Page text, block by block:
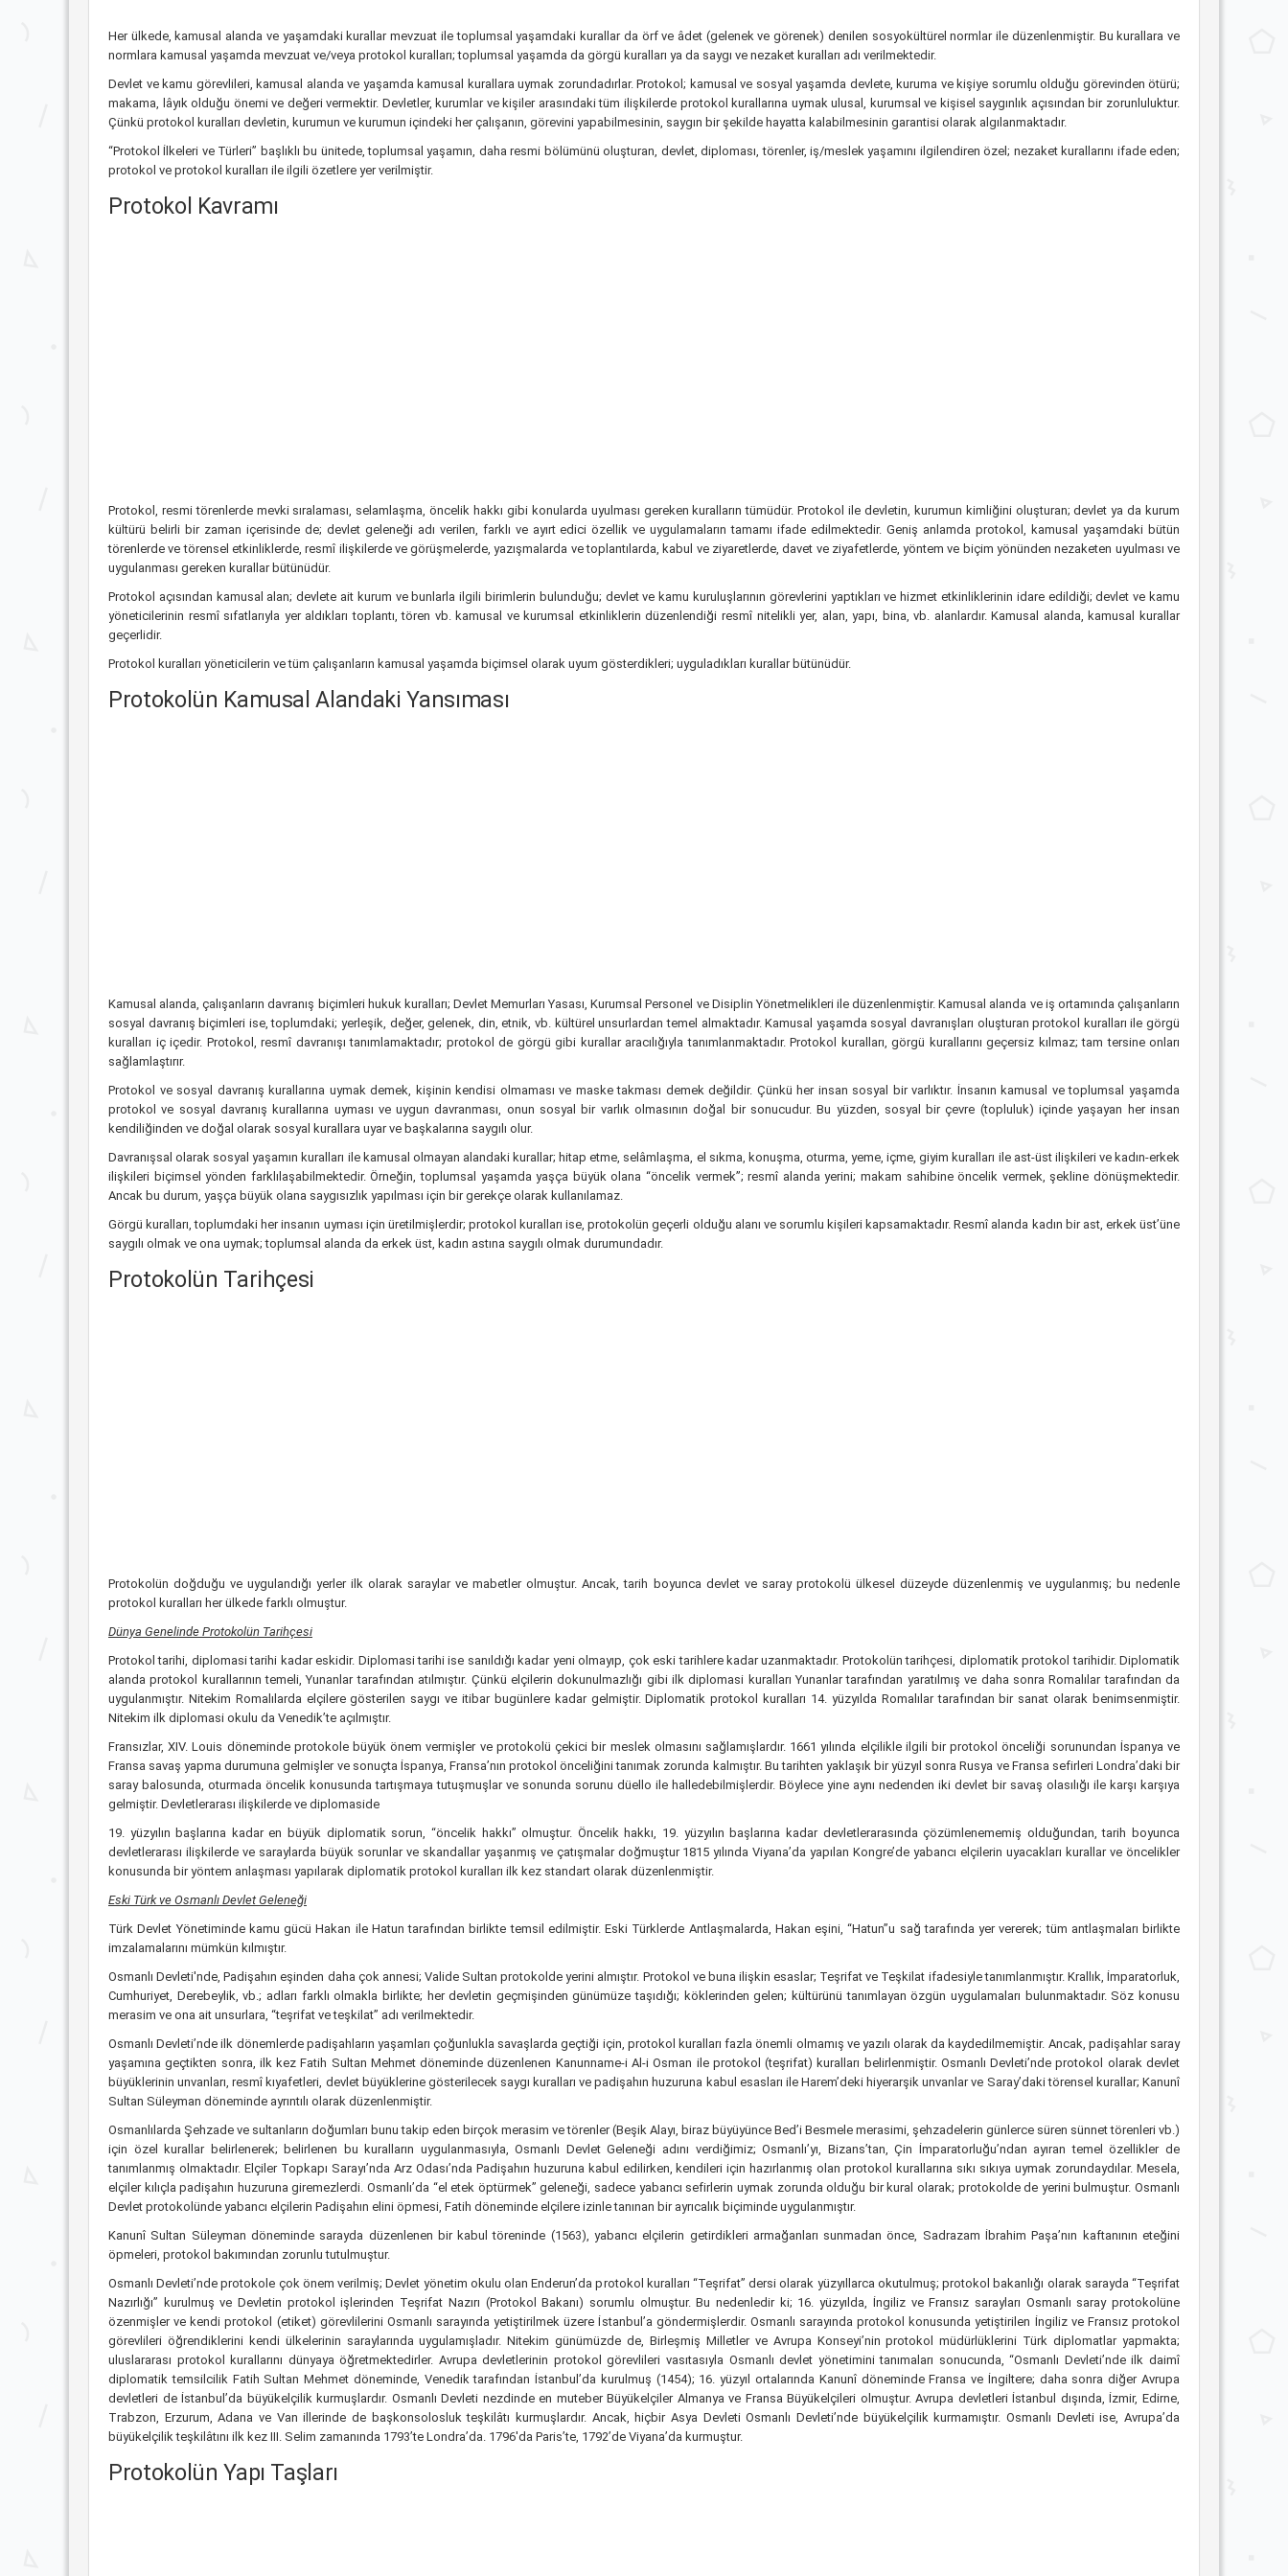
Her ülkede, kamusal alanda ve yaşamdaki kurallar mevzuat ile toplumsal yaşamdaki kurallar da örf ve âdet (gelenek ve görenek) denilen sosyokültürel normlar ile düzenlenmiştir. Bu kurallara ve
normlara kamusal yaşamda mevzuat ve/veya protokol kuralları; toplumsal yaşamda da görgü kuralları ya da saygı ve nezaket kuralları adı verilmektedir.
Devlet ve kamu görevlileri, kamusal alanda ve yaşamda kamusal kurallara uymak zorundadırlar. Protokol; kamusal ve sosyal yaşamda devlete, kuruma ve kişiye sorumlu olduğu görevinden ötürü;
makama, lâyık olduğu önemi ve değeri vermektir. Devletler, kurumlar ve kişiler arasındaki tüm ilişkilerde protokol kurallarına uymak ulusal, kurumsal ve kişisel saygınlık açısından bir zorunluluktur.
Çünkü protokol kuralları devletin, kurumun ve kurumun içindeki her çalışanın, görevini yapabilmesinin, saygın bir şekilde hayatta kalabilmesinin garantisi olarak algılanmaktadır.
“Protokol İlkeleri ve Türleri” başlıklı bu ünitede, toplumsal yaşamın, daha resmi bölümünü oluşturan, devlet, diploması, törenler, iş/meslek yaşamını ilgilendiren özel; nezaket kurallarını ifade eden;
protokol ve protokol kuralları ile ilgili özetlere yer verilmiştir.
Protokol Kavramı
Protokol, resmi törenlerde mevki sıralaması, selamlaşma, öncelik hakkı gibi konularda uyulması gereken kuralların tümüdür. Protokol ile devletin, kurumun kimliğini oluşturan; devlet ya da kurum
kültürü belirli bir zaman içerisinde de; devlet geleneği adı verilen, farklı ve ayırt edici özellik ve uygulamaların tamamı ifade edilmektedir. Geniş anlamda protokol, kamusal yaşamdaki bütün
törenlerde ve törensel etkinliklerde, resmî ilişkilerde ve görüşmelerde, yazışmalarda ve toplantılarda, kabul ve ziyaretlerde, davet ve ziyafetlerde, yöntem ve biçim yönünden nezaketen uyulması ve
uygulanması gereken kurallar bütünüdür.
Protokol açısından kamusal alan; devlete ait kurum ve bunlarla ilgili birimlerin bulunduğu; devlet ve kamu kuruluşlarının görevlerini yaptıkları ve hizmet etkinliklerinin idare edildiği; devlet ve kamu
yöneticilerinin resmî sıfatlarıyla yer aldıkları toplantı, tören vb. kamusal ve kurumsal etkinliklerin düzenlendiği resmî nitelikli yer, alan, yapı, bina, vb. alanlardır. Kamusal alanda, kamusal kurallar
geçerlidir.
Protokol kuralları yöneticilerin ve tüm çalışanların kamusal yaşamda biçimsel olarak uyum gösterdikleri; uyguladıkları kurallar bütünüdür.
Protokolün Kamusal Alandaki Yansıması
Kamusal alanda, çalışanların davranış biçimleri hukuk kuralları; Devlet Memurları Yasası, Kurumsal Personel ve Disiplin Yönetmelikleri ile düzenlenmiştir. Kamusal alanda ve iş ortamında çalışanların
sosyal davranış biçimleri ise, toplumdaki; yerleşik, değer, gelenek, din, etnik, vb. kültürel unsurlardan temel almaktadır. Kamusal yaşamda sosyal davranışları oluşturan protokol kuralları ile görgü
kuralları iç içedir. Protokol, resmî davranışı tanımlamaktadır; protokol de görgü gibi kurallar aracılığıyla tanımlanmaktadır. Protokol kuralları, görgü kurallarını geçersiz kılmaz; tam tersine onları
sağlamlaştırır.
Protokol ve sosyal davranış kurallarına uymak demek, kişinin kendisi olmaması ve maske takması demek değildir. Çünkü her insan sosyal bir varlıktır. İnsanın kamusal ve toplumsal yaşamda
protokol ve sosyal davranış kurallarına uyması ve uygun davranması, onun sosyal bir varlık olmasının doğal bir sonucudur. Bu yüzden, sosyal bir çevre (topluluk) içinde yaşayan her insan
kendiliğinden ve doğal olarak sosyal kurallara uyar ve başkalarına saygılı olur.
Davranışsal olarak sosyal yaşamın kuralları ile kamusal olmayan alandaki kurallar; hitap etme, selâmlaşma, el sıkma, konuşma, oturma, yeme, içme, giyim kuralları ile ast-üst ilişkileri ve kadın-erkek
ilişkileri biçimsel yönden farklılaşabilmektedir. Örneğin, toplumsal yaşamda yaşça büyük olana “öncelik vermek”; resmî alanda yerini; makam sahibine öncelik vermek, şekline dönüşmektedir.
Ancak bu durum, yaşça büyük olana saygısızlık yapılması için bir gerekçe olarak kullanılamaz.
Görgü kuralları, toplumdaki her insanın uyması için üretilmişlerdir; protokol kuralları ise, protokolün geçerli olduğu alanı ve sorumlu kişileri kapsamaktadır. Resmî alanda kadın bir ast, erkek üst’üne
saygılı olmak ve ona uymak; toplumsal alanda da erkek üst, kadın astına saygılı olmak durumundadır.
Protokolün Tarihçesi
Protokolün doğduğu ve uygulandığı yerler ilk olarak saraylar ve mabetler olmuştur. Ancak, tarih boyunca devlet ve saray protokolü ülkesel düzeyde düzenlenmiş ve uygulanmış; bu nedenle
protokol kuralları her ülkede farklı olmuştur.
Dünya Genelinde Protokolün Tarihçesi
Protokol tarihi, diplomasi tarihi kadar eskidir. Diplomasi tarihi ise sanıldığı kadar yeni olmayıp, çok eski tarihlere kadar uzanmaktadır. Protokolün tarihçesi, diplomatik protokol tarihidir. Diplomatik
alanda protokol kurallarının temeli, Yunanlar tarafından atılmıştır. Çünkü elçilerin dokunulmazlığı gibi ilk diplomasi kuralları Yunanlar tarafından yaratılmış ve daha sonra Romalılar tarafından da
uygulanmıştır. Nitekim Romalılarda elçilere gösterilen saygı ve itibar bugünlere kadar gelmiştir. Diplomatik protokol kuralları 14. yüzyılda Romalılar tarafından bir sanat olarak benimsenmiştir.
Nitekim ilk diplomasi okulu da Venedik’te açılmıştır.
Fransızlar, XIV. Louis döneminde protokole büyük önem vermişler ve protokolü çekici bir meslek olmasını sağlamışlardır. 1661 yılında elçilikle ilgili bir protokol önceliği sorunundan İspanya ve
Fransa savaş yapma durumuna gelmişler ve sonuçta İspanya, Fransa’nın protokol önceliğini tanımak zorunda kalmıştır. Bu tarihten yaklaşık bir yüzyıl sonra Rusya ve Fransa sefirleri Londra’daki bir
saray balosunda, oturmada öncelik konusunda tartışmaya tutuşmuşlar ve sonunda sorunu düello ile halledebilmişlerdir. Böylece yine aynı nedenden iki devlet bir savaş olasılığı ile karşı karşıya
gelmiştir. Devletlerarası ilişkilerde ve diplomaside
19. yüzyılın başlarına kadar en büyük diplomatik sorun, “öncelik hakkı” olmuştur. Öncelik hakkı, 19. yüzyılın başlarına kadar devletlerarasında çözümlenememiş olduğundan, tarih boyunca
devletlerarası ilişkilerde ve saraylarda büyük sorunlar ve skandallar yaşanmış ve çatışmalar doğmuştur 1815 yılında Viyana’da yapılan Kongre’de yabancı elçilerin uyacakları kurallar ve öncelikler
konusunda bir yöntem anlaşması yapılarak diplomatik protokol kuralları ilk kez standart olarak düzenlenmiştir.
Eski Türk ve Osmanlı Devlet Geleneği
Türk Devlet Yönetiminde kamu gücü Hakan ile Hatun tarafından birlikte temsil edilmiştir. Eski Türklerde Antlaşmalarda, Hakan eşini, “Hatun”u sağ tarafında yer vererek; tüm antlaşmaları birlikte
imzalamalarını mümkün kılmıştır.
Osmanlı Devleti'nde, Padişahın eşinden daha çok annesi; Valide Sultan protokolde yerini almıştır. Protokol ve buna ilişkin esaslar; Teşrifat ve Teşkilat ifadesiyle tanımlanmıştır. Krallık, İmparatorluk,
Cumhuriyet, Derebeylik, vb.; adları farklı olmakla birlikte; her devletin geçmişinden günümüze taşıdığı; köklerinden gelen; kültürünü tanımlayan özgün uygulamaları bulunmaktadır. Söz konusu
merasim ve ona ait unsurlara, “teşrifat ve teşkilat” adı verilmektedir.
Osmanlı Devleti’nde ilk dönemlerde padişahların yaşamları çoğunlukla savaşlarda geçtiği için, protokol kuralları fazla önemli olmamış ve yazılı olarak da kaydedilmemiştir. Ancak, padişahlar saray
yaşamına geçtikten sonra, ilk kez Fatih Sultan Mehmet döneminde düzenlenen Kanunname-i Al-i Osman ile protokol (teşrifat) kuralları belirlenmiştir. Osmanlı Devleti’nde protokol olarak devlet
büyüklerinin unvanları, resmî kıyafetleri, devlet büyüklerine gösterilecek saygı kuralları ve padişahın huzuruna kabul esasları ile Harem’deki hiyerarşik unvanlar ve Saray’daki törensel kurallar; Kanunî
Sultan Süleyman döneminde ayrıntılı olarak düzenlenmiştir.
Osmanlılarda Şehzade ve sultanların doğumları bunu takip eden birçok merasim ve törenler (Beşik Alayı, biraz büyüyünce Bed’i Besmele merasimi, şehzadelerin günlerce süren sünnet törenleri vb.)
için özel kurallar belirlenerek; belirlenen bu kuralların uygulanmasıyla, Osmanlı Devlet Geleneği adını verdiğimiz; Osmanlı’yı, Bizans’tan, Çin İmparatorluğu’ndan ayıran temel özellikler de
tanımlanmış olmaktadır. Elçiler Topkapı Sarayı’nda Arz Odası’nda Padişahın huzuruna kabul edilirken, kendileri için hazırlanmış olan protokol kurallarına sıkı sıkıya uymak zorundaydılar. Mesela,
elçiler kılıçla padişahın huzuruna giremezlerdi. Osmanlı’da “el etek öptürmek” geleneği, sadece yabancı sefirlerin uymak zorunda olduğu bir kural olarak; protokolde de yerini bulmuştur. Osmanlı
Devlet protokolünde yabancı elçilerin Padişahın elini öpmesi, Fatih döneminde elçilere izinle tanınan bir ayrıcalık biçiminde uygulanmıştır.
Kanunî Sultan Süleyman döneminde sarayda düzenlenen bir kabul töreninde (1563), yabancı elçilerin getirdikleri armağanları sunmadan önce, Sadrazam İbrahim Paşa’nın kaftanının eteğini
öpmeleri, protokol bakımından zorunlu tutulmuştur.
Osmanlı Devleti’nde protokole çok önem verilmiş; Devlet yönetim okulu olan Enderun’da protokol kuralları “Teşrifat” dersi olarak yüzyıllarca okutulmuş; protokol bakanlığı olarak sarayda “Teşrifat
Nazırlığı” kurulmuş ve Devletin protokol işlerinden Teşrifat Nazırı (Protokol Bakanı) sorumlu olmuştur. Bu nedenledir ki; 16. yüzyılda, İngiliz ve Fransız sarayları Osmanlı saray protokolüne
özenmişler ve kendi protokol (etiket) görevlilerini Osmanlı sarayında yetiştirilmek üzere İstanbul’a göndermişlerdir. Osmanlı sarayında protokol konusunda yetiştirilen İngiliz ve Fransız protokol
görevlileri öğrendiklerini kendi ülkelerinin saraylarında uygulamışladır. Nitekim günümüzde de, Birleşmiş Milletler ve Avrupa Konseyi’nin protokol müdürlüklerini Türk diplomatlar yapmakta;
uluslararası protokol kurallarını dünyaya öğretmektedirler. Avrupa devletlerinin protokol görevlileri vasıtasıyla Osmanlı devlet yönetimini tanımaları sonucunda, “Osmanlı Devleti’nde ilk daimî
diplomatik temsilcilik Fatih Sultan Mehmet döneminde, Venedik tarafından İstanbul’da kurulmuş (1454); 16. yüzyıl ortalarında Kanunî döneminde Fransa ve İngiltere; daha sonra diğer Avrupa
devletleri de İstanbul’da büyükelçilik kurmuşlardır. Osmanlı Devleti nezdinde en muteber Büyükelçiler Almanya ve Fransa Büyükelçileri olmuştur. Avrupa devletleri İstanbul dışında, İzmir, Edirne,
Trabzon, Erzurum, Adana ve Van illerinde de başkonsolosluk teşkilâtı kurmuşlardır. Ancak, hiçbir Asya Devleti Osmanlı Devleti’nde büyükelçilik kurmamıştır. Osmanlı Devleti ise, Avrupa’da
büyükelçilik teşkilâtını ilk kez III. Selim zamanında 1793’te Londra’da. 1796'da Paris’te, 1792’de Viyana’da kurmuştur.
Protokolün Yapı Taşları